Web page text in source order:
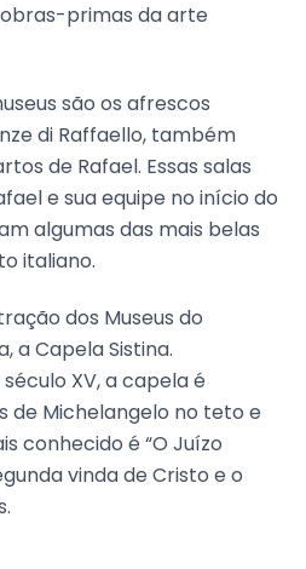
primas da arte
são os afrescos
di Raffaello, também
de Rafael. Essas salas
e sua equipe no início do
algumas das mais belas
italiano.
dos Museus do
a Capela Sistina.
XV, a capela é
de Michelangelo no teto e
conhecido é “O Juízo
vinda de Cristo e o